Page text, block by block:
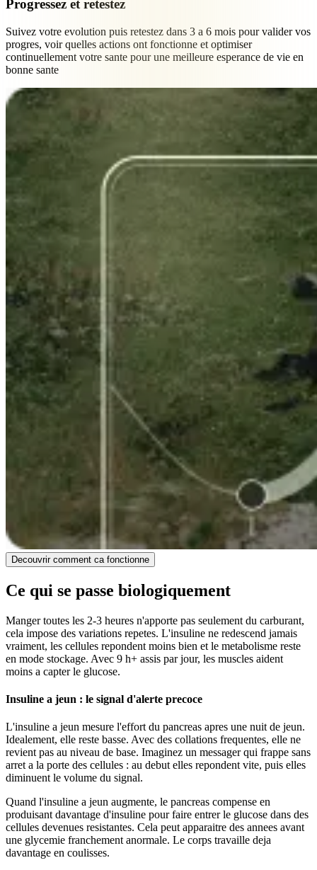
Progressez et retestez
Suivez votre evolution puis retestez dans 3 a 6 mois pour valider vos
progres, voir quelles actions ont fonctionne et optimiser
continuellement votre sante pour une meilleure esperance de vie en
bonne sante
Decouvrir comment ca fonctionne
Ce qui se passe biologiquement
Manger toutes les 2-3 heures n'apporte pas seulement du carburant,
cela impose des variations repetes. L'insuline ne redescend jamais
vraiment, les cellules repondent moins bien et le metabolisme reste
en mode stockage. Avec 9 h+ assis par jour, les muscles aident
moins a capter le glucose.
Insuline a jeun : le signal d'alerte precoce
L'insuline a jeun mesure l'effort du pancreas apres une nuit de jeun.
Idealement, elle reste basse. Avec des collations frequentes, elle ne
revient pas au niveau de base. Imaginez un messager qui frappe sans
arret a la porte des cellules : au debut elles repondent vite, puis elles
diminuent le volume du signal.
Quand l'insuline a jeun augmente, le pancreas compense en
produisant davantage d'insuline pour faire entrer le glucose dans des
cellules devenues resistantes. Cela peut apparaitre des annees avant
une glycemie franchement anormale. Le corps travaille deja
davantage en coulisses.